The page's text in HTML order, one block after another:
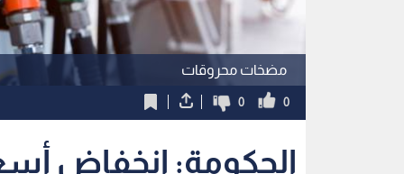
مضخات محروقات
0
0
الحكومة: انخفاض